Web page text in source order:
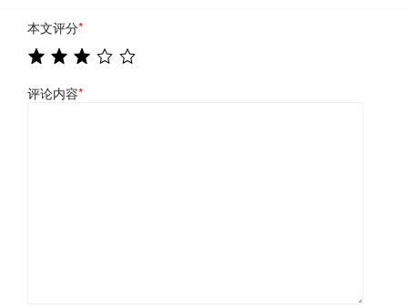
本文评分*
评论内容*